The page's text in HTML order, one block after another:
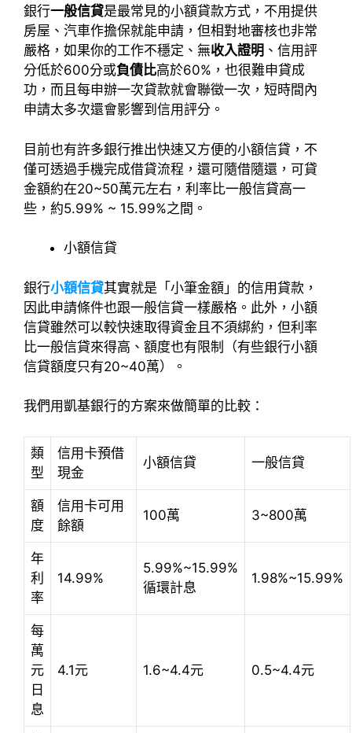
銀行一般信貸是最常見的小額貸款方式，不用提供
房屋、汽車作擔保就能申請，但相對地審核也非常
嚴格，如果你的工作不穩定、無收入證明 、信用評
分低於600分或負債比高於60%，也很難申貸成
功，而且每申辦一次貸款就會聯徵一次，短時間內
申請太多次還會影響到信用評分。
目前也有許多銀行推出快速又方便的小額信貸，不
僅可透過手機完成借貸流程，還可隨借隨還，可貸
金額約在20~50萬元左右，利率比一般信貸高一
些，約5.99% ~ 15.99%之間。
小額信貸
銀行小額信貸其實就是「小筆金額」的信用貸款，
因此申請條件也跟一般信貸一樣嚴格。此外，小額
信貸雖然可以較快速取得資金且不須綁約，但利率
比一般信貸來得高、額度也有限制（有些銀行小額
信貸額度只有20~40萬）。
我們用凱基銀行的方案來做簡單的比較：
類
型
信用卡預借
現金
小額信貸 一般信貸
額
度
信用卡可用
餘額
100萬 3~800萬
年
利
率
14.99%
5.99%~15.99%
循環計息
1.98%~15.99%
每
萬
元
日
息
4.1元 1.6~4.4元 0.5~4.4元